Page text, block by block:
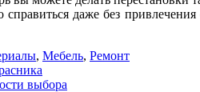
даже без
, Мебель, Ремонт
выбора